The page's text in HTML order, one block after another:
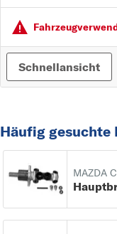
Schnellansicht
Häufig gesuchte
MAZDA